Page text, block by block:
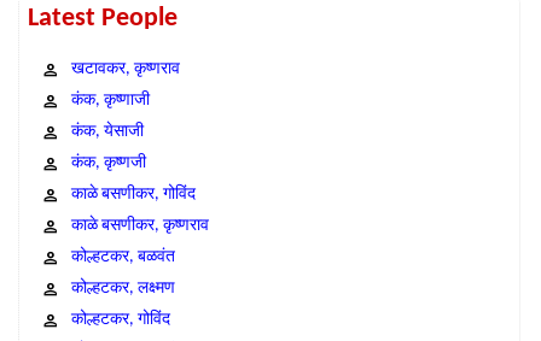
Latest People
खटावकर, कृष्णराव
कंक, कृष्णाजी
कंक, येसाजी
कंक, कृष्णजी
काळे बसणीकर, गोविंद
काळे बसणीकर, कृष्णराव
कोल्हटकर, बळवंत
कोल्हटकर, लक्ष्मण
कोल्हटकर, गोविंद